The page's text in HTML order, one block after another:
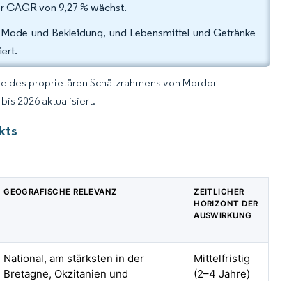
CAGR von 9,27 % wächst.
und Bekleidung, und Lebensmittel und Getränke
des proprietären Schätzrahmens von Mordor
2026 aktualisiert.
GEOGRAFISCHE RELEVANZ
ZEITLICHER
HORIZONT DER
AUSWIRKUNG
National, am stärksten in der
Bretagne, Okzitanien und
Mittelfristig
(2–4 Jahre)